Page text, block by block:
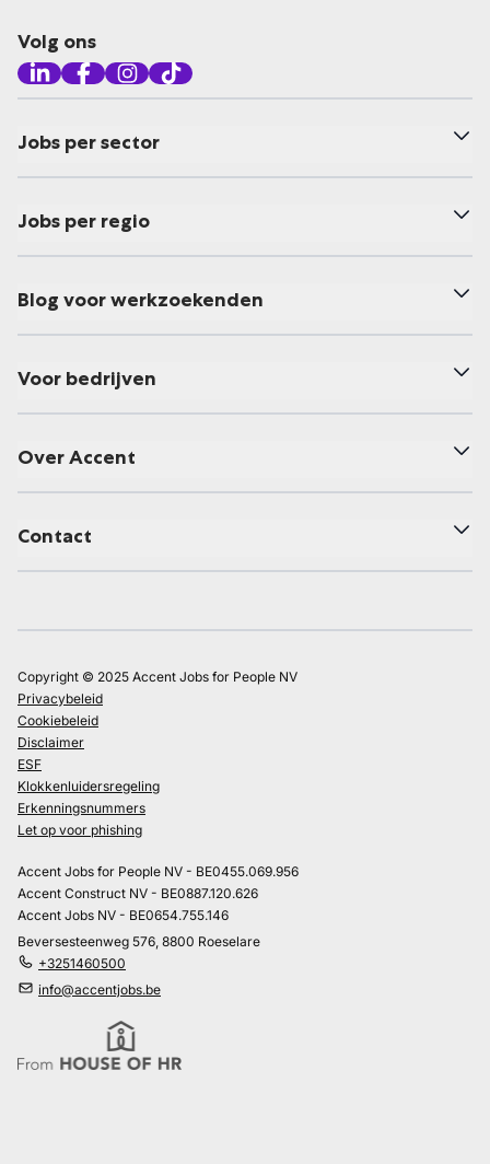
Volg ons
Jobs per sector
Jobs per regio
Blog voor werkzoekenden
Voor bedrijven
Over Accent
Contact
Copyright © 2025 Accent Jobs for People NV
Privacybeleid
Cookiebeleid
Disclaimer
ESF
Klokkenluidersregeling
Erkenningsnummers
Let op voor phishing
Accent Jobs for People NV - BE0455.069.956
Accent Construct NV - BE0887.120.626
Accent Jobs NV - BE0654.755.146
Beversesteenweg 576, 8800 Roeselare
+3251460500
info@accentjobs.be